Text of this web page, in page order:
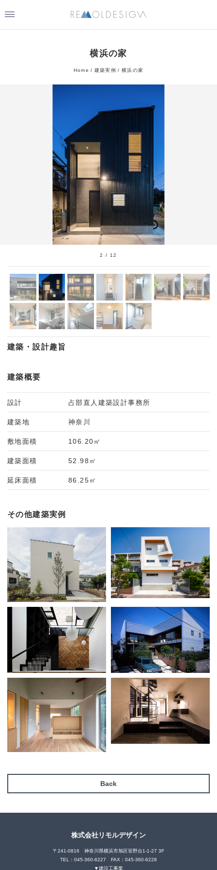
横浜の家
Home 建築実例 横浜の家
2 / 12
建築・設計趣旨
建築概要
設計 占部直人建築設計事務所
建築地 神奈川
敷地面積 106.20㎡
建築面積 52.98㎡
延床面積 86.25㎡
その他建築実例
Back
株式会社リモルデザイン
〒241-0816 神奈川県横浜市旭区笹野台1-1-27 3F
TEL：045-360-6227 FAX：045-360-6228
▼建設工事業